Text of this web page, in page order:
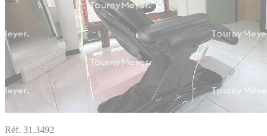
Réf. 31.3492